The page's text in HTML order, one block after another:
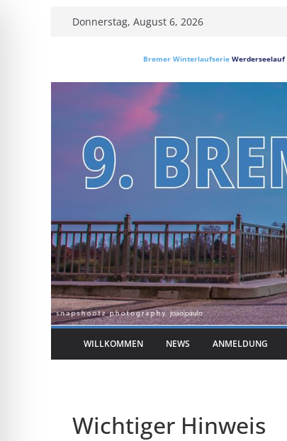
Donnerstag, August 6, 2026
Bremer Winterlaufserie Werderseelauf
WILLKOMMEN NEWS ANMELDUNG
Wichtiger Hinweis